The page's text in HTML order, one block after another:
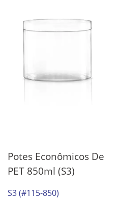
Potes Econômicos De
PET 850ml (S3)
S3 (#115-850)